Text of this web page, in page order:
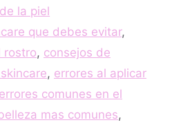
la piel
que debes evitar,
rostro, consejos de
, errores al aplicar
errores comunes en el
mas comunes,